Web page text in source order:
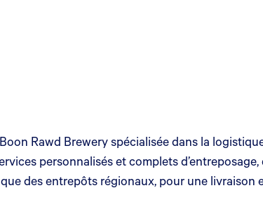
Rawd Brewery spécialisée dans la
personnalisés et complets
des entrepôts régionaux, pour une livraison